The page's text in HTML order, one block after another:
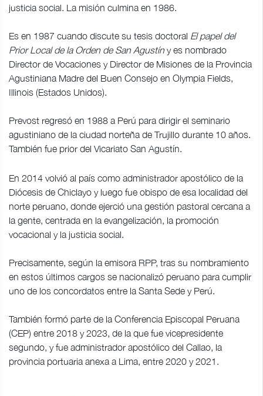
justicia social. La misión culmina en 1986.
Es en 1987 cuando discute su tesis doctoral El papel del
Prior Local de la Orden de San Agustíny es nombrado
Director de Vocaciones y Director de Misiones de la Provincia
Agustiniana Madre del Buen Consejo en Olympia Fields,
Illinois (Estados Unidos).
Prevost regresó en 1988 a Perú para dirigir el seminario
agustiniano de la ciudad norteña de Trujillo durante 10 años.
También fue prior del Vicariato San Agustín.
En 2014 volvió al país como administrador apostólico de la
Diócesis de Chiclayo y luego fue obispo de esa localidad del
norte peruano, donde ejerció una gestión pastoral cercana a
la gente, centrada en la evangelización, la promoción
vocacional y la justicia social.
Precisamente, según la emisora RPP, tras su nombramiento
en estos últimos cargos se nacionalizó peruano para cumplir
uno de los concordatos entre la Santa Sede y Perú.
También formó parte de la Conferencia Episcopal Peruana
(CEP) entre 2018 y 2023, de la que fue vicepresidente
segundo, y fue administrador apostólico del Callao, la
provincia portuaria anexa a Lima, entre 2020 y 2021.